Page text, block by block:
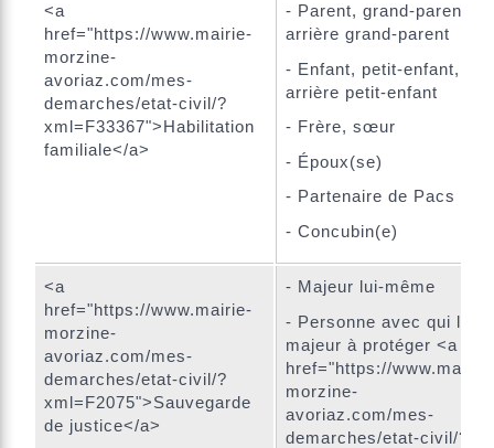
<a
href="https://www.mairie-
morzine-
avoriaz.com/mes-
demarches/etat-civil/?
xml=F33367">Habilitation
familiale</a>
- Parent, grand-parent,
arrière grand-parent
- Enfant, petit-enfant,
arrière petit-enfant
- Frère, sœur
- Époux(se)
- Partenaire de Pacs
- Concubin(e)
<a
href="https://www.mairie-
morzine-
avoriaz.com/mes-
demarches/etat-civil/?
xml=F2075">Sauvegarde
de justice</a>
- Majeur lui-même
- Personne avec qui le
majeur à protéger <a
href="https://www.mairie-
morzine-
avoriaz.com/mes-
demarches/etat-civil/?